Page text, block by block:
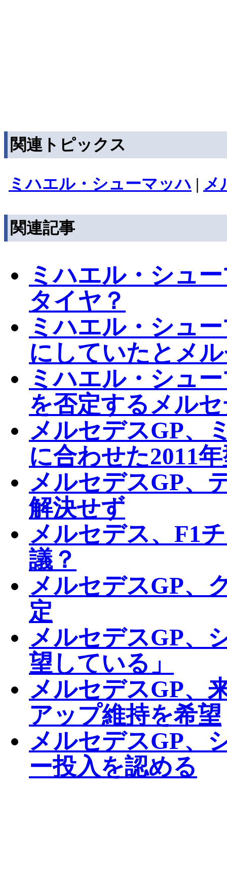
関連トピックス
ミハエル・シューマッハ | メ
関連記事
ミハエル・シュ
タイヤ？
ミハエル・シュ
にしていたとメ
ミハエル・シュ
を否定するメル
メルセデスGP、
に合わせた2011
メルセデスGP、
解決せず
メルセデス、F1
議？
メルセデスGP、
定
メルセデスGP、
望している」
メルセデスGP、
アップ維持を希望
メルセデスGP、
ー投入を認める